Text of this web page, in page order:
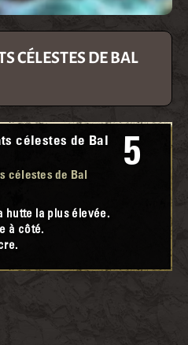
CÉLESTES DE BAL
célestes de Bal
célestes de Bal
hutte la plus élevée.
à côté.
5